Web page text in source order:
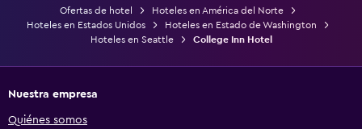
Ofertas de hotel
Hoteles en América del Norte
Hoteles en Estados Unidos
Hoteles en Estado de Washington
Hoteles en Seattle
College Inn Hotel
Nuestra empresa
Quiénes somos